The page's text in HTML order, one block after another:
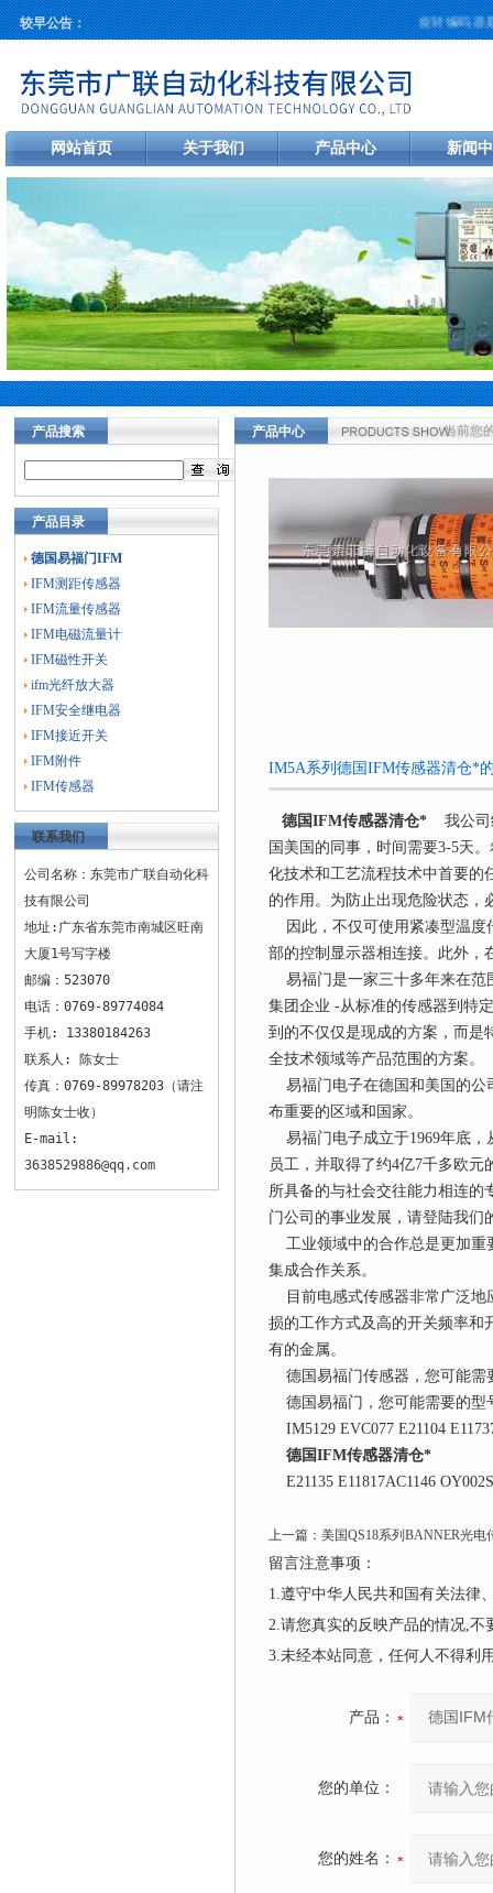
较早公告： 旋转编码器是
网站首页 关于我们 产品中心 新闻
产品搜索
产品目录
德国易福门IFM
IFM测距传感器
IFM流量传感器
IFM电磁流量计
IFM磁性开关
ifm光纤放大器
IFM安全继电器
IFM接近开关
IFM附件
IFM传感器
联系我们
公司名称：东莞市广联自动化科
技有限公司
地址:广东省东莞市南城区旺南
大厦1号写字楼
邮编：523070
电话：0769-89774084
手机: 13380184263
联系人: 陈女士
传真：0769-89978203（请注
明陈女士收）
E-mail:
3638529886@qq.com
产品中心 当前您
IM5A系列德国IFM传感器清仓*
德国IFM传感器清仓*
我公
国美国的同事，时间需要3-5天
化技术和工艺流程技术中首要的
的作用。为防止出现危险状态，
因此，不仅可使用紧凑型温度
部的控制显示器相连接。此外，
易福门是一家三十多年来在范
集团企业 -从标准的传感器到特
到的不仅仅是现成的方案，而是
全技术领域等产品范围的方案。
易福门电子在德国和美国的公
布重要的区域和国家。
易福门电子成立于1969年底，
员工，并取得了约4亿7千多欧
所具备的与社会交往能力相连的
门公司的事业发展，请登陆我们
工业领域中的合作总是更加重
集成合作关系。
目前电感式传感器非常广泛地
损的工作方式及高的开关频率和
有的金属。
德国易福门传感器，您可能需
德国易福门，您可能需要的型
IM5129 EVC077 E21104
德国IFM传感器清仓*
E21135 E11817AC1146
上一篇： 美国QS18系列BANNER光电
留言注意事项：
1.遵守中华人民共和国有关法律
2.请您真实的反映产品的情况,
3.未经本站同意，任何人不得利
产品：
您的单位：
您的姓名：